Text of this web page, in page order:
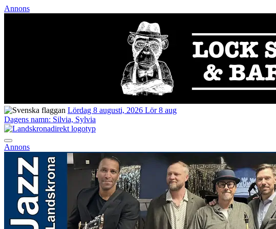
Annons
Lördag 8 augusti, 2026 Lör 8 aug
Dagens namn: Silvia, Sylvia
Annons